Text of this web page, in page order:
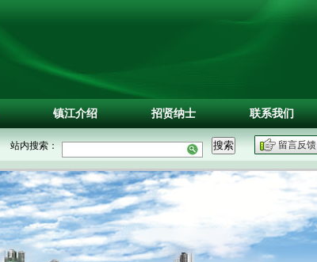
镇江介绍 招贤纳士 联系我们
站内搜索： 留言反馈